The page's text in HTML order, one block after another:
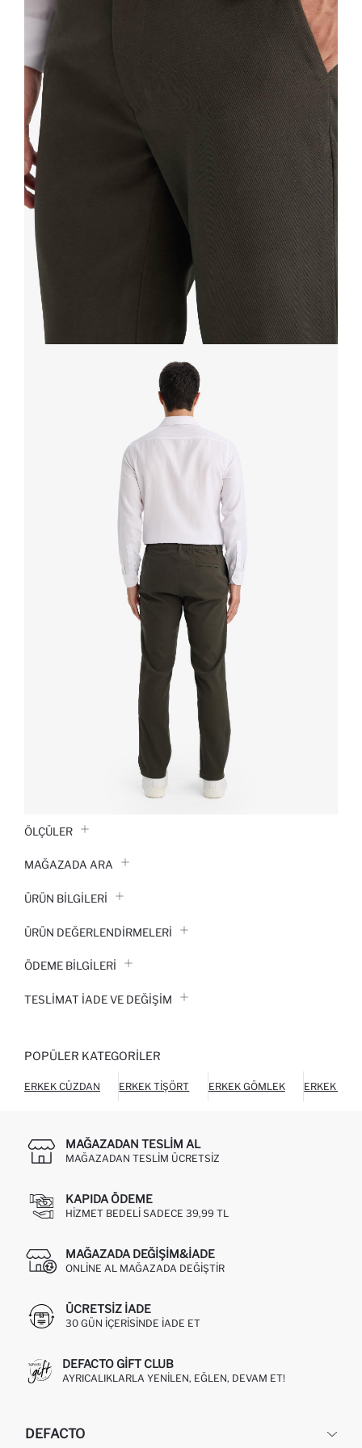
ÖLÇÜLER
MAĞAZADA ARA
ÜRÜN BILGILERI
ÜRÜN DEĞERLENDİRMELERİ
ÖDEME BİLGİLERİ
TESLIMAT İADE VE DEĞIŞIM
POPÜLER KATEGORILER
ERKEK CÜZDAN ERKEK TIŞÖRT ERKEK GÖMLEK ERKEK
MAĞAZADAN TESLIM AL
MAĞAZADAN TESLIM ÜCRETSIZ
KAPIDA ÖDEME
HIZMET BEDELI SADECE 39,99 TL
MAĞAZADA DEĞIŞIM&İADE
ONLINE AL MAĞAZADA DEĞIŞTIR
ÜCRETSIZ IADE
30 GÜN IÇERISINDE IADE ET
DEFACTO GIFT CLUB
AYRICALIKLARLA YENILEN, EĞLEN, DEVAM ET!
DEFACTO